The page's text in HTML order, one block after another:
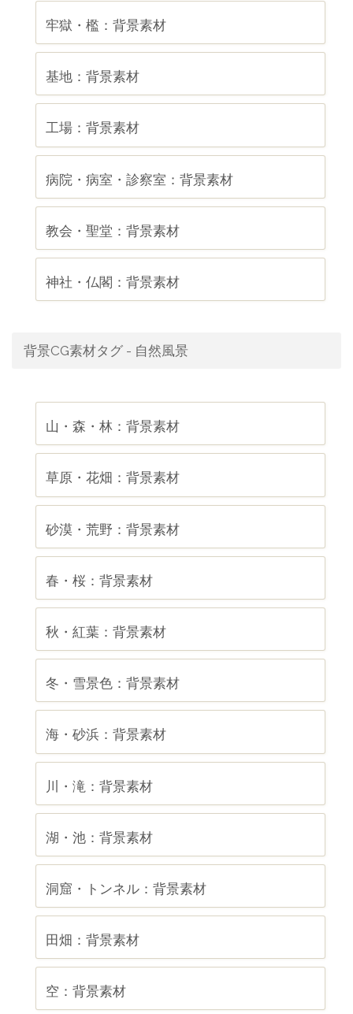
牢獄・檻：背景素材
基地：背景素材
工場：背景素材
病院・病室・診察室：背景素材
教会・聖堂：背景素材
神社・仏閣：背景素材
背景CG素材タグ - 自然風景
山・森・林：背景素材
草原・花畑：背景素材
砂漠・荒野：背景素材
春・桜：背景素材
秋・紅葉：背景素材
冬・雪景色：背景素材
海・砂浜：背景素材
川・滝：背景素材
湖・池：背景素材
洞窟・トンネル：背景素材
田畑：背景素材
空：背景素材